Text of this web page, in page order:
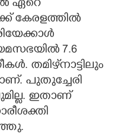
ഏറെ
കേരളത്തിൽ
7.6
തമിഴ്‌നാട്ടിലും
പുതുച്ചേരി
ഇതാണ്